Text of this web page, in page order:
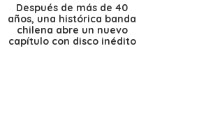
Después de más de 40
años, una histórica banda
chilena abre un nuevo
capítulo con disco inédito